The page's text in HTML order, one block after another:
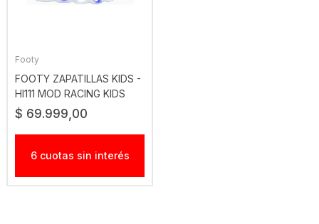
Footy
FOOTY ZAPATILLAS KIDS -
HI111 MOD RACING KIDS
AZUL
$ 69.999,00
6 cuotas sin interés